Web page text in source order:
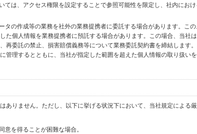
は、アクセス権限を設定することで参照可能性を限定し、社内におけ
の作成等の業務を社外の業務提携者に委託する場合があります。この
た個人情報を業務提携者に預託する場合があります。この場合、当社
再委託の禁止、損害賠償義務等について業務委託契約書を締結します
管理するとともに、当社が指定した範囲を超えた個人情報の取り扱い
ありません。ただし、以下に挙げる状況下において、当社規定による
を得ることが困難な場合。